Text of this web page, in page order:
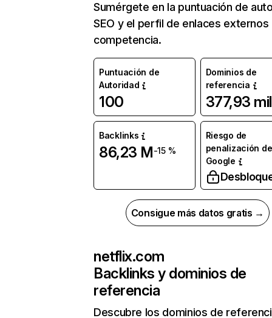
Sumérgete en la puntuación de
SEO y el perfil de enlaces externos
competencia.
Puntuación de
Autoridad
100
Dominios de
referencia
377,93 mil
Backlinks
86,23 M-15 %
Riesgo de
penalización de
Google
Consigue más datos gratis →
netflix.com
Backlinks y dominios de
referencia
Descubre los dominios de